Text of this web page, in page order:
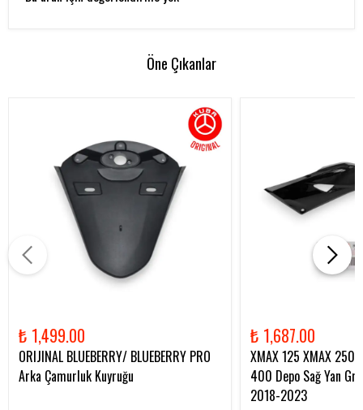
Öne Çıkanlar
₺ 1,499.00
ORIJINAL BLUEBERRY/ BLUEBERRY PRO
Arka Çamurluk Kuyruğu
₺ 1,687.00
XMAX 125 XMAX 250
400 Depo Sağ Yan
2018-2023